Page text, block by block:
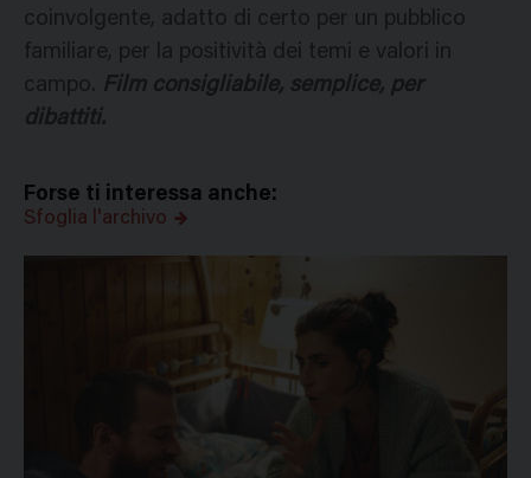
coinvolgente, adatto di certo per un pubblico
familiare, per la positività dei temi e valori in
campo. Film consigliabile, semplice, per
dibattiti.
Forse ti interessa anche:
Sfoglia l'archivo